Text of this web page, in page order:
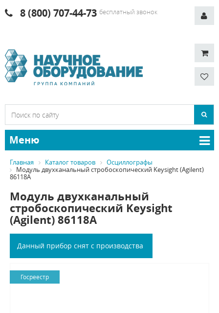
8 (800) 707-44-73 бесплатный звонок
Меню
Главная Каталог товаров
Осциллографы
Модуль двухканальный стробоскопический Keysight (Agilent)
86118A
Модуль двухканальный
стробоскопический Keysight
(Agilent) 86118A
Данный прибор снят с производства
Госреестр